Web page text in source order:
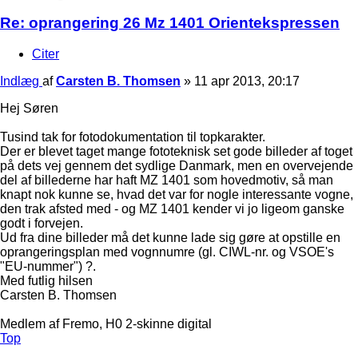
Re: oprangering 26 Mz 1401 Orientekspressen
Citer
Indlæg afCarsten B. Thomsen » 11 apr 2013, 20:17
Hej Søren
Tusind tak for fotodokumentation til topkarakter.
Der er blevet taget mange fototeknisk set gode billeder af toget
på dets vej gennem det sydlige Danmark, men en overvejende
del af billederne har haft MZ 1401 som hovedmotiv, så man
knapt nok kunne se, hvad det var for nogle interessante vogne,
den trak afsted med - og MZ 1401 kender vi jo ligeom ganske
godt i forvejen.
Ud fra dine billeder må det kunne lade sig gøre at opstille en
oprangeringsplan med vognnumre (gl. CIWL-nr. og VSOE's
"EU-nummer") ?.
Med futlig hilsen
Carsten B. Thomsen
Medlem af Fremo, H0 2-skinne digital
Top